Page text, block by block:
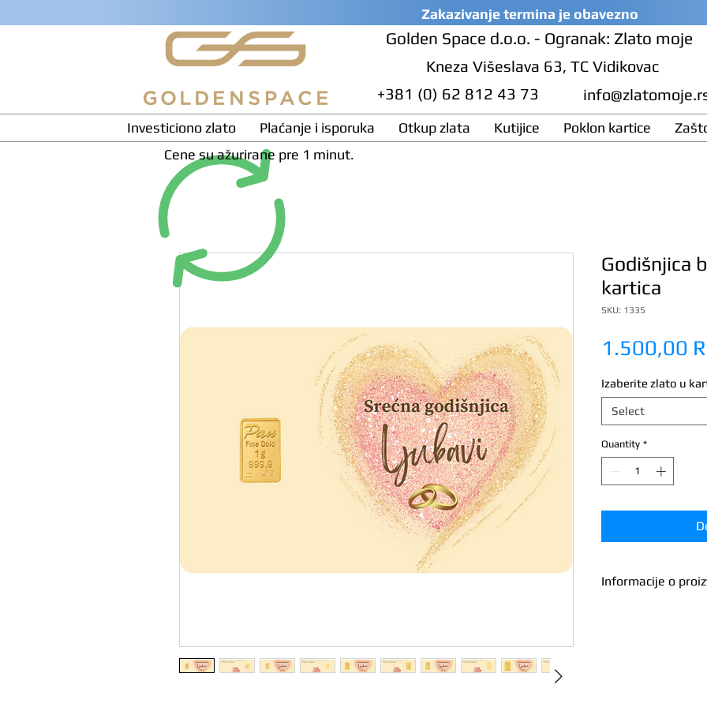
Zakazivanje termina je obavezno
Golden Space d.o.o. - Ogranak: Zlato moje
Kneza Višeslava 63, TC Vidikovac
+381 (0) 62 812 43 73
Investiciono zlato Plaćanje i isporuka Otkup zlata Kutijice Poklon kartice
Godišnjica
kartica
SKU: 1335
1.500,00
Izaberite zlato u
Select
Quantity *
Informacije o
Cene su ažurirane pre 1 minut.